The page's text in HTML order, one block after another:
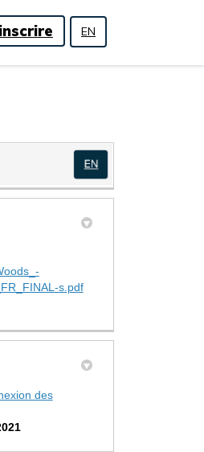
EN
(Liens externes)
s.pdf
des